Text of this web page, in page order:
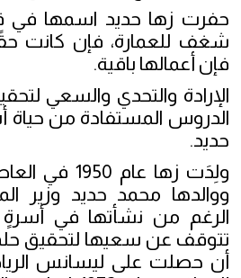
حفرت زها حديد اسمها
شغف للعمارة، فإن كانت
فإن أعمالها باقية.
الإرادة والتحدي والسعي
الدروس المستفادة من حياة
حديد.
ولِدَت زها عام
ووالدها محمد حديد وزير
الرغم من نشأتها في أسرةٍ
تتوقف عن سعيها لتحقيق
أن حصلت على ليسانس